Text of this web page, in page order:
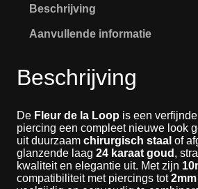
,
t
€
1
0
,
a
o
p
a
a
n
t
Beschrijving
Aanvullende informatie
Beschrijving
De Fleur de la Loop is een
piercing een compleet nieuwe look
uit duurzaamchirurgisch staal of
glanzende laag24 karaat goud ,
kwaliteit en elegantie uit. Met zijn
compatibiliteit met piercings tot